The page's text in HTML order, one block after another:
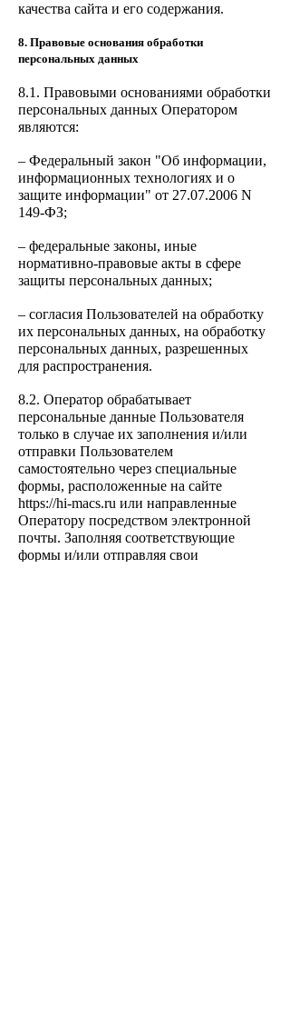
качества сайта и его содержания.
8. Правовые основания обработки
персональных данных
8.1. Правовыми основаниями обработки
персональных данных Оператором
являются:
– Федеральный закон "Об информации,
информационных технологиях и о
защите информации" от 27.07.2006 N
149-ФЗ;
– федеральные законы, иные
нормативно-правовые акты в сфере
защиты персональных данных;
– согласия Пользователей на обработку
их персональных данных, на обработку
персональных данных, разрешенных
для распространения.
8.2. Оператор обрабатывает
персональные данные Пользователя
только в случае их заполнения и/или
отправки Пользователем
самостоятельно через специальные
формы, расположенные на сайте
https://hi-macs.ru или направленные
Оператору посредством электронной
почты. Заполняя соответствующие
формы и/или отправляя свои